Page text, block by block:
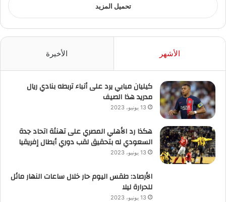
تحميل المزيد
الأشهر الأخيرة
كيليان مبابي يرد على أنباء تربطه بنادي ريال
مدريد هذا الصيف
13 يونيو، 2023
هكذا رد الأهلي المصري على تهنئة اتحاد جدة
السعودي له بتحقيق لقب دوري أبطال إفريقيا
13 يونيو، 2023
الأرصاد: طقس اليوم حار خلال ساعات النهار مائل
للحرارة ليلا
13 يونيو، 2023